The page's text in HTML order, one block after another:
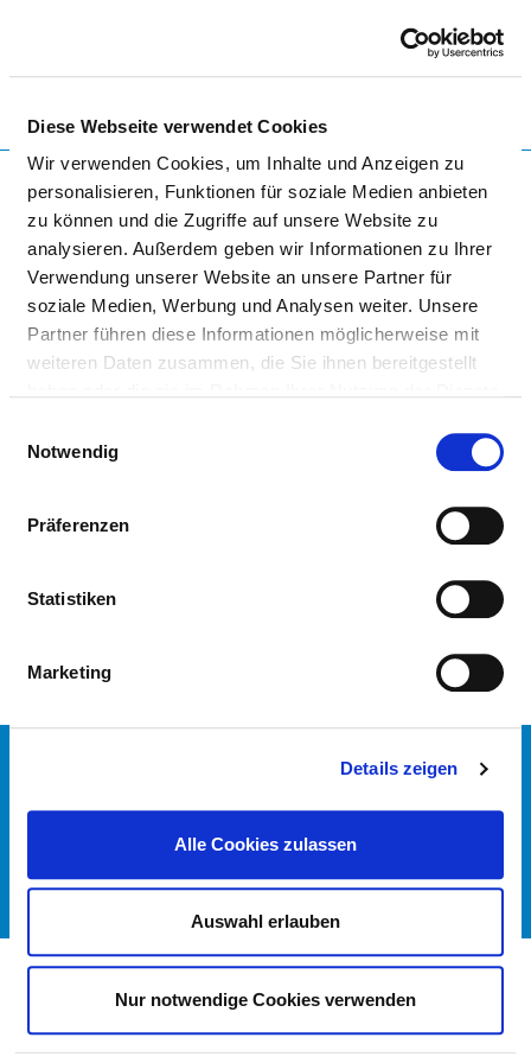
Diese Webseite verwendet Cookies
Wir verwenden Cookies, um Inhalte und Anzeigen zu
personalisieren, Funktionen für soziale Medien anbieten
zu können und die Zugriffe auf unsere Website zu
analysieren. Außerdem geben wir Informationen zu Ihrer
Verwendung unserer Website an unsere Partner für
soziale Medien, Werbung und Analysen weiter. Unsere
Partner führen diese Informationen möglicherweise mit
weiteren Daten zusammen, die Sie ihnen bereitgestellt
Notwendig
Präferenzen
Statistiken
Marketing
Details zeigen
Alle Cookies zulassen
Auswahl erlauben
Nur notwendige Cookies verwenden
To the specialist department
ÖKUMENISCHES HAINICH
KLINIKUM GGMBH
PSYCHOSOMATIK/PSYCHOTHERAPIE
NURSING EXPERTISE